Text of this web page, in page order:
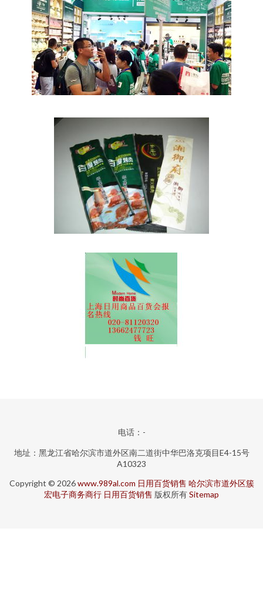
电话：-
地址：黑龙江省哈尔滨市道外区南二道街中华巴洛克项目E4-15号
A10323
Copyright © 2026www.989al.com 日用百货销售 哈尔滨市道外区簇
宏电子商务商行 日用百货销售 版权所有Sitemap